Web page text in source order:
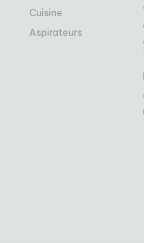
Cuisine
Aspirateurs